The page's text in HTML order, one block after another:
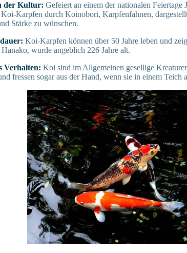
der Kultur: Gefeiert an einem der nationalen
Karpfen durch Koinobori, Karpfenfahnen,
Stärke zu wünschen.
Koi-Karpfen können über 50 Jahre leben und
Hanako, wurde angeblich 226 Jahre alt.
Verhalten: Koi sind im Allgemeinen gesellige
fressen sogar aus der Hand, wenn sie in einem